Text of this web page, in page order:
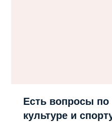
Есть вопросы по
культуре и